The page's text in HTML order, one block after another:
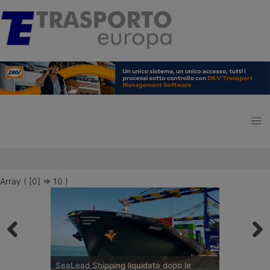
Array ( [0] => 10 )
SeaLead Shipping liquidata dopo le